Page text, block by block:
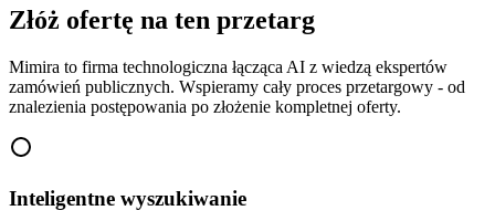
Złóż ofertę na ten przetarg
Mimira to firma technologiczna łącząca AI z wiedzą ekspertów
zamówień publicznych. Wspieramy cały proces przetargowy - od
znalezienia postępowania po złożenie kompletnej oferty.
Inteligentne wyszukiwanie